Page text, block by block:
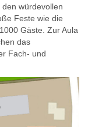
würdevollen
Feste wie die
Gäste. Zur Aula
das
Fach- und